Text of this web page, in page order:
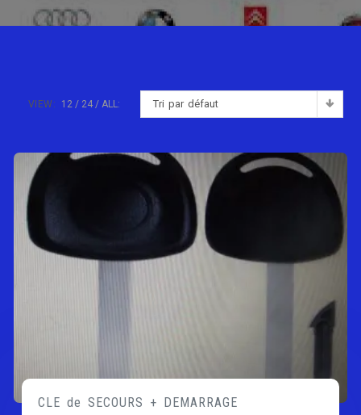
Tri par défaut
VIEW: 12 24 ALL:
CLE de SECOURS + DEMARRAGE